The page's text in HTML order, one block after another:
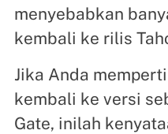
menyebabkan
kembali ke rilis
Jika Anda
kembali ke versi
Gate, inilah